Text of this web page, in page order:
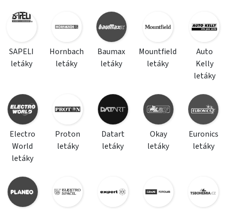
SAPELI
letáky
Hornbach
letáky
Baumax
letáky
Mountfield
letáky
Auto
Kelly
letáky
Electro
World
letáky
Proton
letáky
Datart
letáky
Okay
letáky
Euronics
letáky